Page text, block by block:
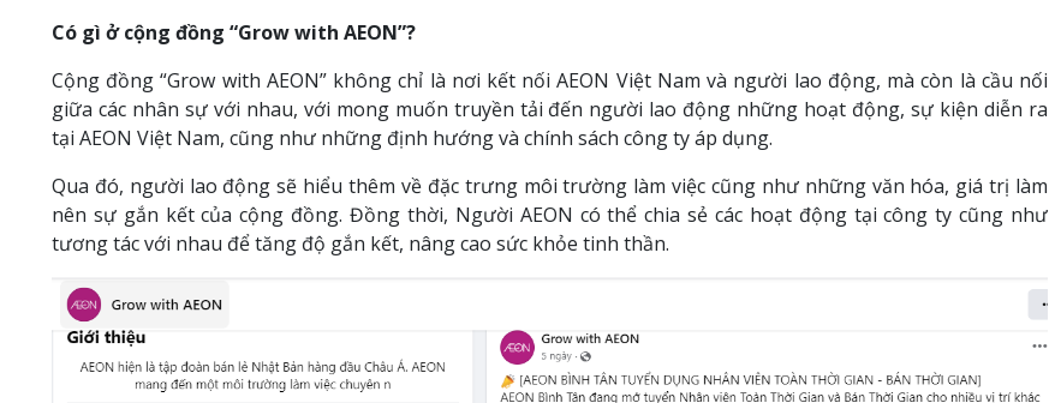
Có gì ở cộng đồng “Grow with AEON”?
Cộng đồng “Grow with AEON” không chỉ là nơi kết nối AEON Việt Nam và người lao động, mà còn là cầu nối
giữa các nhân sự với nhau, với mong muốn truyền tải đến người lao động những hoạt động, sự kiện diễn ra
tại AEON Việt Nam, cũng như những định hướng và chính sách công ty áp dụng.
Qua đó, người lao động sẽ hiểu thêm về đặc trưng môi trường làm việc cũng như những văn hóa, giá trị làm
nên sự gắn kết của cộng đồng. Đồng thời, Người AEON có thể chia sẻ các hoạt động tại công ty cũng như
tương tác với nhau để tăng độ gắn kết, nâng cao sức khỏe tinh thần.